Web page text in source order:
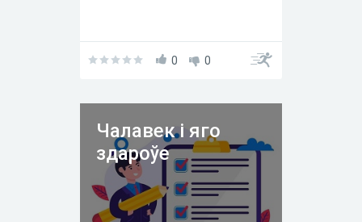
0 0
Чалавек і яго
здароўе